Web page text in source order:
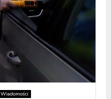
Wiadomości